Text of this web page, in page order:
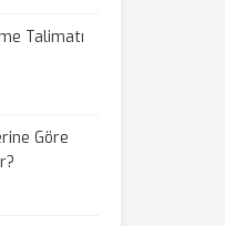
Talimatı
Göre